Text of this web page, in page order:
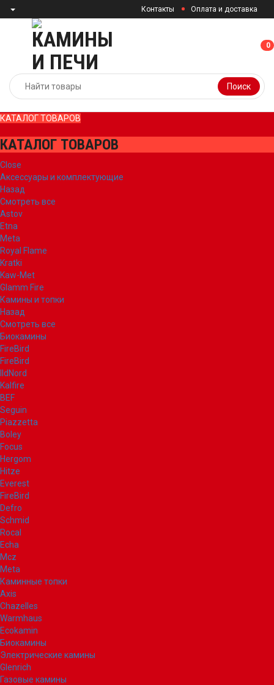
Контакты Оплата и доставка
Поиск
00
КАТАЛОГ ТОВАРОВ
КАТАЛОГ ТОВАРОВ
Close
Аксессуары и комплектующие
Назад
Смотреть все
Astov
Etna
Meta
Royal Flame
Kratki
Kaw-Met
Glamm Fire
Камины и топки
Назад
Смотреть все
Биокамины
FireBird
FireBird
IldNord
Kalfire
BEF
Seguin
Piazzetta
Boley
Focus
Hergom
Hitze
Everest
FireBird
Defro
Schmid
Rocal
Echa
Mcz
Meta
Каминные топки
Axis
Chazelles
Warmhaus
Ecokamin
Биокамины
Электрические камины
Glenrich
Газовые камины